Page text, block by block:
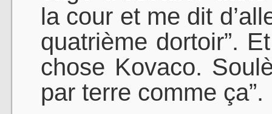
la cour et me dit
quatrième dortoir”.
chose Kovaco.
par terre comme ça”.